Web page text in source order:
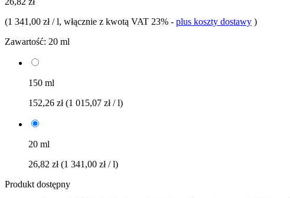
(1 341,00 zł / l, włącznie z kwotą VAT 23% - plus koszty dostawy )
Zawartość: 20 ml
150 ml
152,26 zł(1 015,07 zł / l)
20 ml
26,82 zł(1 341,00 zł / l)
Produkt dostępny